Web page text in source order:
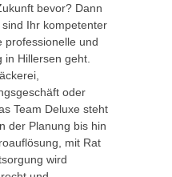
bevor? Dann
Ihr kompetenter
professionelle und
Hillersen geht.
oder
Team Deluxe steht
der Planung bis hin
mit Rat
wird